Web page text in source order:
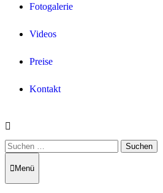
Fotogalerie
Videos
Preise
Kontakt
Suchen
nach:
Menü